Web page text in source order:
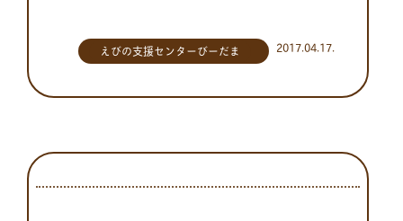
2017.04.17.
えびの支援センターびーだま